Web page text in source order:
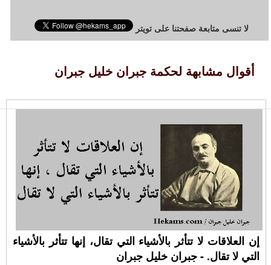
لا تنسى متابعة صفحتنا على تويتر
أقوال مشابهة لحكمة جبران خليل جبران
إن العلاقات لا تتأثر بالأشياء التي تقال، إنها تتأثر بالأشياء
التي لا تقال. - جبران خليل جبران